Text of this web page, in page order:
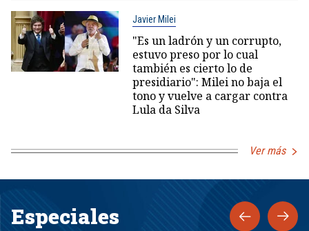
Javier Milei
"Es un ladrón y un corrupto,
estuvo preso por lo cual
también es cierto lo de
presidiario": Milei no baja el
tono y vuelve a cargar contra
Lula da Silva
Ver más
Especiales